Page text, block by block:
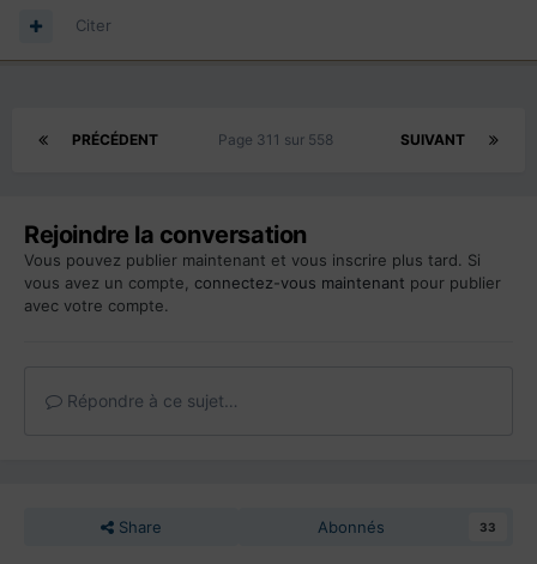
Citer
PRÉCÉDENT SUIVANT
Page 311 sur 558
Rejoindre la conversation
Vous pouvez publier maintenant et vous inscrire plus tard. Si
vous avez un compte, connectez-vous maintenant pour publier
avec votre compte.
Répondre à ce sujet…
Share Abonnés 33